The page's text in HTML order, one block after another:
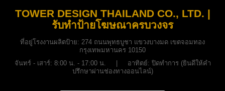
TOWER DESIGN THAILAND CO., LTD. |
รับทำป้ายโฆษณาครบวงจร
ที่อยู่โรงงานผลิตป้าย: 274 ถนนพุทธบูชา แขวงบางมด เขตจอมทอง
กรุงเทพมหานคร 10150
จันทร์ - เสาร์: 8:00 น. - 17:00 น. | อาทิตย์: ปิดทำการ (ยินดีให้คำ
ปรึกษาผ่านช่องทางออนไลน์)